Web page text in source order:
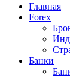
Главная
Forex
Банки